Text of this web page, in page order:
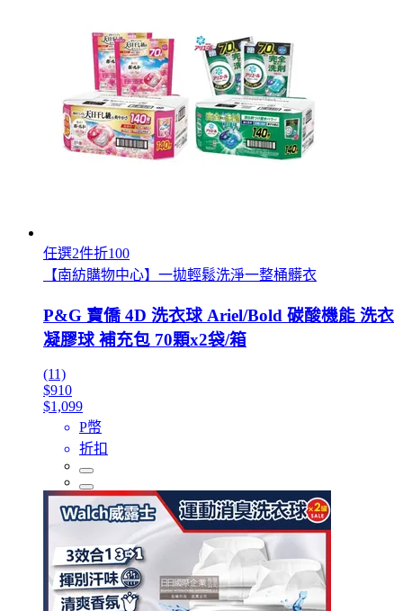
任選2件折100
【南紡購物中心】一拋輕鬆洗淨一整桶髒衣
P&G 寶僑 4D 洗衣球 Ariel/Bold 碳酸機能 洗衣
凝膠球 補充包 70顆x2袋/箱
(11)
$910
$1,099
P幣
折扣